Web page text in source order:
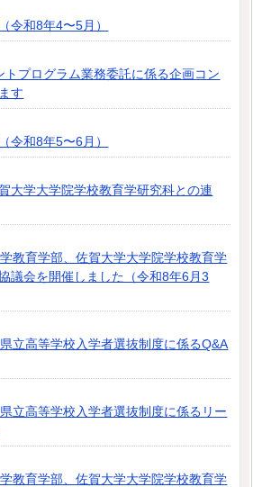
令和8年4〜5月）
プログラム業務委託に係る企画コン
す
令和8年5〜6月）
大学大学院学校教育学研究科との連
教育学部、佐賀大学大学院学校教育学
議会を開催しました（令和8年6月3
立高等学校入学者選抜制度に係るQ&A
立高等学校入学者選抜制度に係るリー
教育学部、佐賀大学大学院学校教育学